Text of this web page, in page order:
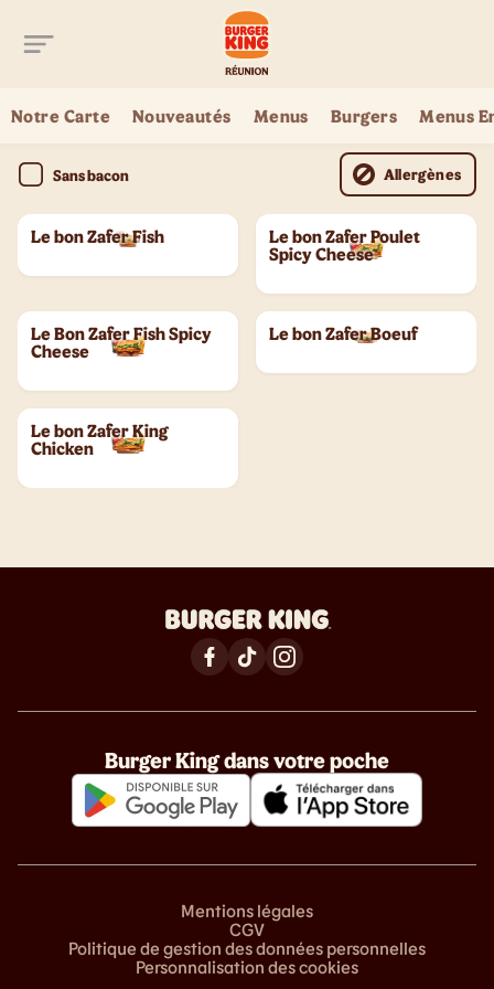
Notre Carte Nouveautés Menus Burgers Menus
Sans bacon Allergènes
Le bon Zafer Fish
Le bon Zafer Poulet
Spicy Cheese
Le Bon Zafer Fish Spicy
Cheese
Le bon Zafer Boeuf
Le bon Zafer King
Chicken
Burger King dans votre poche
Mentions légales
CGV
Politique de gestion des données personnelles
Personnalisation des cookies